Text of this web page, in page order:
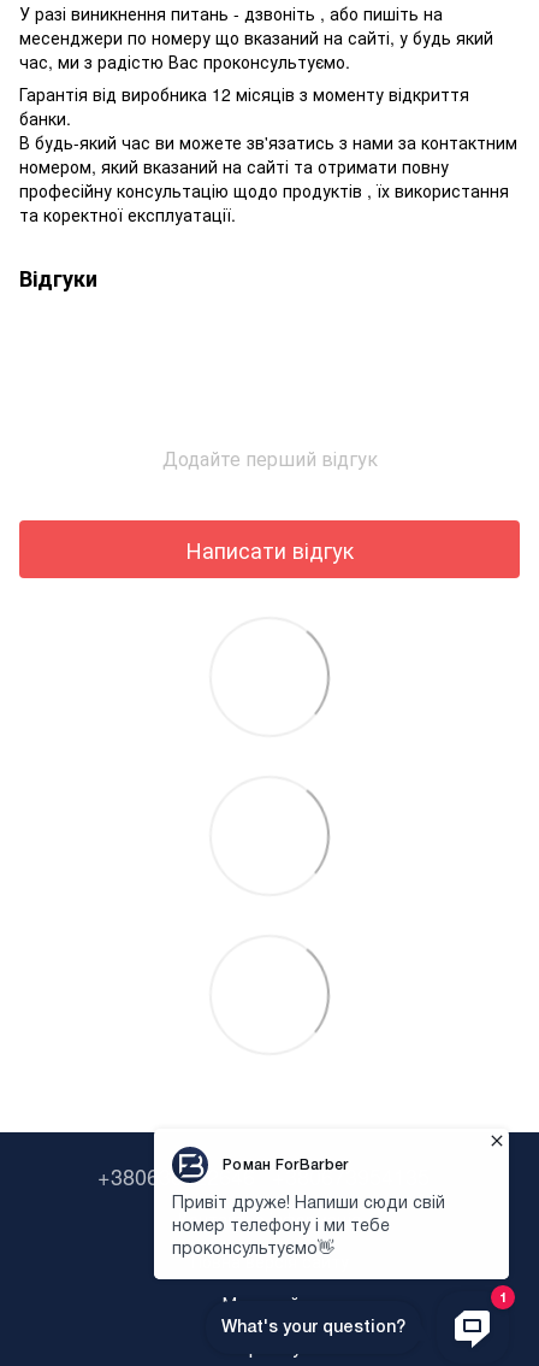
У разі виникнення питань - дзвоніть , або пишіть на
месенджери по номеру що вказаний на сайті, у будь який
час, ми з радістю Вас проконсультуємо.
Гарантія від виробника 12 місяців з моменту відкриття
банки.
В будь-який час ви можете зв'язатись з нами за контактним
номером, який вказаний на сайті та отримати повну
професійну консультацію щодо продуктів , їх використання
та коректної експлуатації.
Відгуки
Додайте перший відгук
Написати відгук
+380638322646 +380673954135
Контактна інформація
Повна версія сайту
Мапа сайту